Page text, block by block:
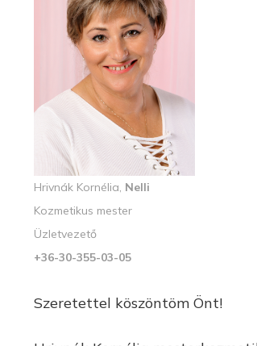
Hrivnák Kornélia, Nelli
Kozmetikus mester
Üzletvezető
+36-30-355-03-05
Szeretettel köszöntöm Önt!